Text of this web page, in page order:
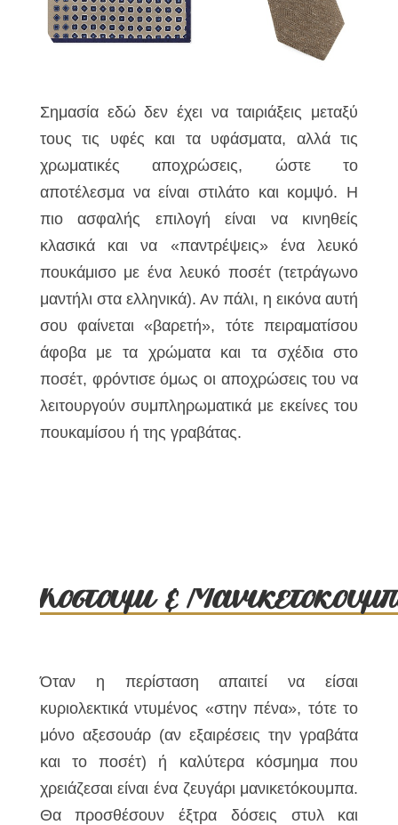
Σημασία εδώ δεν έχει να ταιριάξεις μεταξύ
τους τις υφές και τα υφάσματα, αλλά τις
χρωματικές αποχρώσεις, ώστε το
αποτέλεσμα να είναι στιλάτο και κομψό. Η
πιο ασφαλής επιλογή είναι να κινηθείς
κλασικά και να «παντρέψεις» ένα λευκό
πουκάμισο με ένα λευκό ποσέτ (τετράγωνο
μαντήλι στα ελληνικά). Αν πάλι, η εικόνα αυτή
σου φαίνεται «βαρετή», τότε πειραματίσου
άφοβα με τα χρώματα και τα σχέδια στο
ποσέτ, φρόντισε όμως οι αποχρώσεις του να
λειτουργούν συμπληρωματικά με εκείνες του
πουκαμίσου ή της γραβάτας.
Κοστούμι &
Όταν η περίσταση απαιτεί να είσαι
κυριολεκτικά ντυμένος «στην πένα», τότε το
μόνο αξεσουάρ (αν εξαιρέσεις την γραβάτα
και το ποσέτ) ή καλύτερα κόσμημα που
χρειάζεσαι είναι ένα ζευγάρι μανικετόκουμπα.
Θα προσθέσουν έξτρα δόσεις στυλ και